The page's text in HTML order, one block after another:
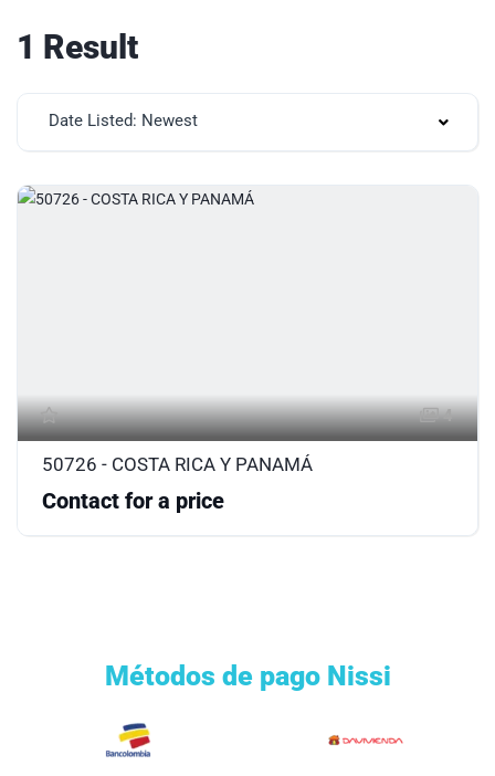
1 Result
Date Listed: Newest
4
50726 - COSTA RICA Y PANAMÁ
Contact for a price
Métodos de pago Nissi